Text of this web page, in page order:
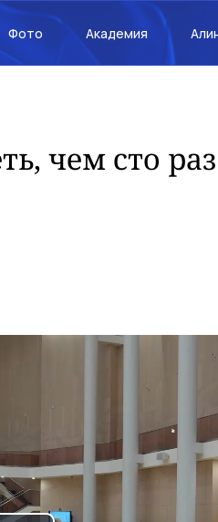
Фото Академия
чем сто раз